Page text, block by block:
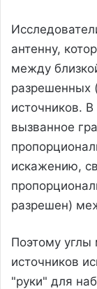
антенну,
между
разрешенных
источников.
вызванное
искажению,
разрешен)
Поэтому
источников
"руки" для